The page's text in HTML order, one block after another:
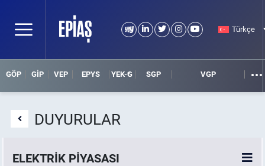
Türkçe
GÖP GİP VEP EPYS YEK-G SGP VGP
DUYURULAR
ELEKTRİK PİYASASI